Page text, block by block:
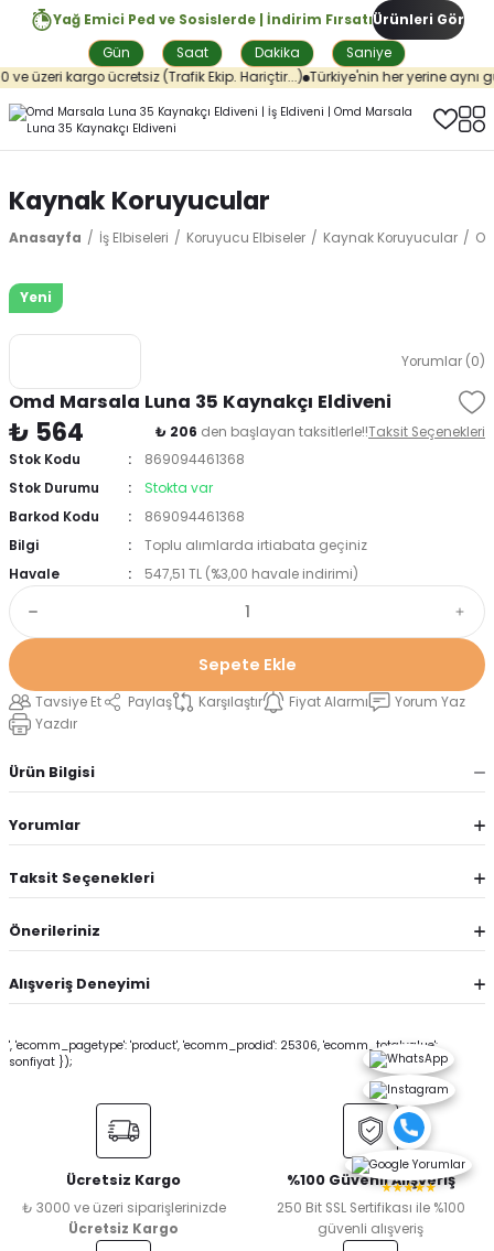
Yağ Emici Ped ve Sosislerde | İndirim Fırsatı
Gün
Saat Dakika Saniye
Ürünleri Gör
üzeri kargo ücretsiz (Trafik Ekip. Hariçtir...) Türkiye'nin her yerine aynı
Kaynak Koruyucular
Anasayfa İş Elbiseleri Koruyucu Elbiseler Kaynak Koruyucular
Yeni
Yorumlar (0)
Omd Marsala Luna 35 Kaynakçı Eldiveni
₺ 564 ₺ 206 den başlayan taksitlerle!!Taksit Seçenekleri
Stok Kodu
869094461368
Stok Durumu
Stokta var
Barkod Kodu
869094461368
Bilgi
Toplu alımlarda irtiabata geçiniz
Havale
547,51 TL (%3,00 havale indirimi)
Sepete Ekle
Tavsiye Et Paylaş Karşılaştır Fiyat Alarmı
Yorum Yaz
Yazdır
Ürün Bilgisi
Yorumlar
Taksit Seçenekleri
Önerileriniz
Alışveriş Deneyimi
', 'ecomm_pagetype': 'product', 'ecomm_prodid': 25306, 'ecomm_totalvalue':
sonfiyat });
Ücretsiz Kargo
₺ 3000 ve üzeri siparişlerinizde
Ücretsiz Kargo
%100 Güvenli Alışveriş
250 Bit SSL Sertifikası ile %100
güvenli alışveriş
★★★★★